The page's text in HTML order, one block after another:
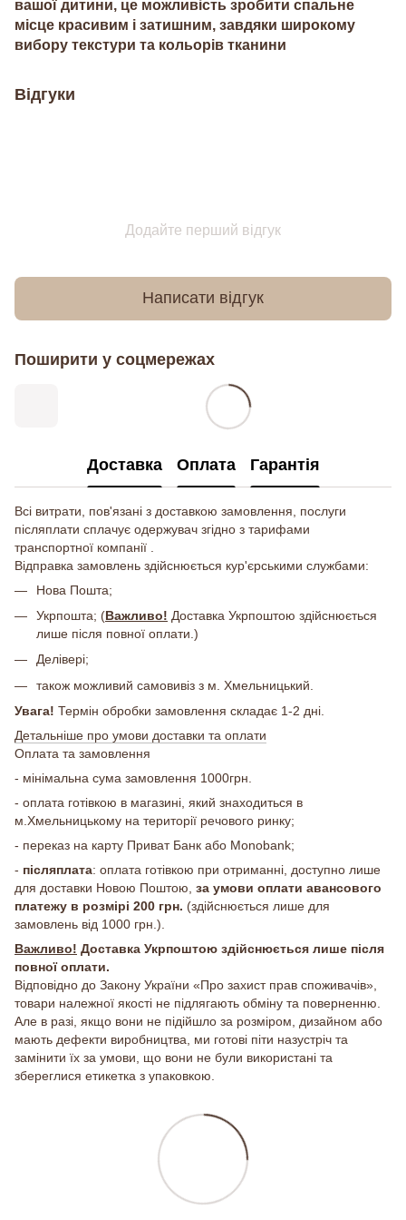
вашої дитини, це можливість зробити спальне
місце красивим і затишним, завдяки широкому
вибору текстури та кольорів тканини
Відгуки
Додайте перший відгук
Написати відгук
Поширити у соцмережах
Доставка Оплата Гарантія
Всі витрати, пов'язані з доставкою замовлення, послуги
післяплати сплачує одержувач згідно з тарифами
транспортної компанії .
Відправка замовлень здійснюється кур'єрськими службами:
Нова Пошта;
Укрпошта; (Важливо! Доставка Укрпоштою здійснюється
лише після повної оплати.)
Делівері;
також можливий самовивіз з м. Хмельницький.
Увага! Термін обробки замовлення складає 1-2 дні.
Детальніше про умови доставки та оплати
Оплата та замовлення
- мінімальна сума замовлення 1000грн.
- оплата готівкою в магазині, який знаходиться в
м.Хмельницькому на території речового ринку;
- переказ на карту Приват Банк або Monobank;
- післяплата: оплата готівкою при отриманні, доступно лише
для доставки Новою Поштою, за умови оплати авансового
платежу в розмірі 200 грн. (здійснюється лише для
замовлень від 1000 грн.).
Важливо! Доставка Укрпоштою здійснюється лише після
повної оплати.
Відповідно до Закону України «Про захист прав споживачів»,
товари належної якості не підлягають обміну та поверненню.
Але в разі, якщо вони не підійшло за розміром, дизайном або
мають дефекти виробництва, ми готові піти назустріч та
замінити їх за умови, що вони не були використані та
збереглися етикетка з упаковкою.